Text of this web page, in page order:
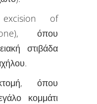
of
όπου
στιβάδα
όπου
κομμάτι